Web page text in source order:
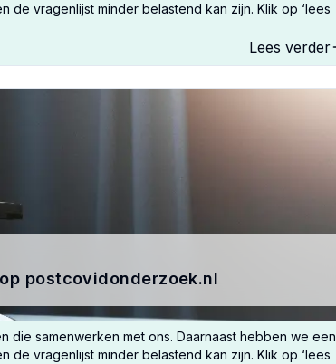
vragenlijst minder belastend kan zijn. Klik op ‘lees
Lees verder
postcovidonderzoek.nl
die samenwerken met ons. Daarnaast hebben we een
vragenlijst minder belastend kan zijn. Klik op ‘lees